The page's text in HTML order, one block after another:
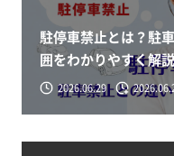
駐停車禁止とは？駐
囲をわかりやすく解説
2026.06.29